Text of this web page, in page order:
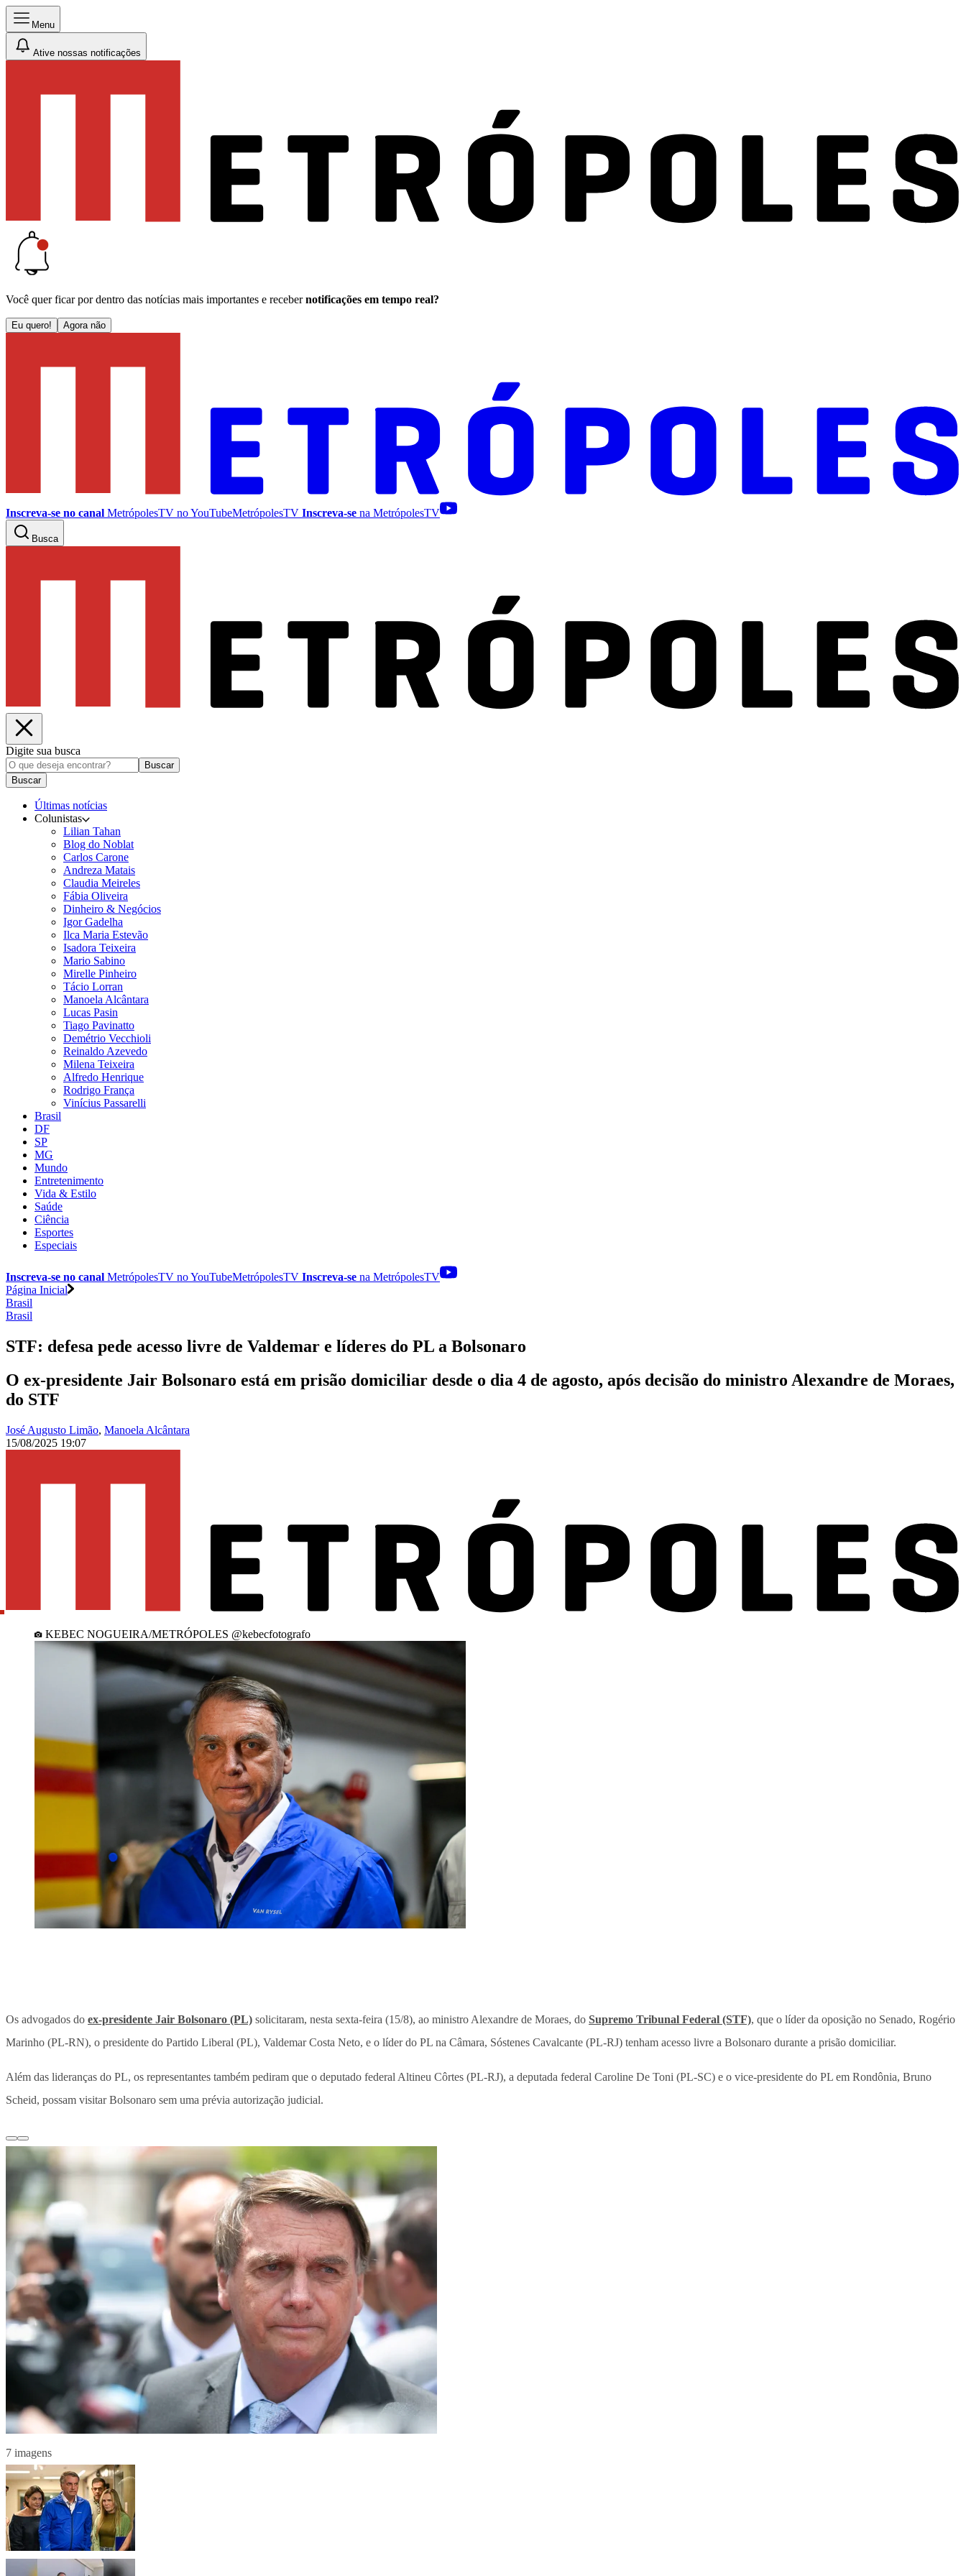
Menu
Ative nossas notificações
Você quer ficar por dentro das notícias mais importantes e receber notificações em tempo real?
Eu quero! Agora não
Inscreva-se no canal MetrópolesTV noYouTubeMetrópolesTV Inscreva-se na MetrópolesTV
Busca
Digite sua busca
Buscar
Buscar
Últimas notícias
Colunistas
Lilian Tahan
Blog do Noblat
Carlos Carone
Andreza Matais
Claudia Meireles
Fábia Oliveira
Dinheiro & Negócios
Igor Gadelha
Ilca Maria Estevão
Isadora Teixeira
Mario Sabino
Mirelle Pinheiro
Tácio Lorran
Manoela Alcântara
Lucas Pasin
Tiago Pavinatto
Demétrio Vecchioli
Reinaldo Azevedo
Milena Teixeira
Alfredo Henrique
Rodrigo França
Vinícius Passarelli
Brasil
DF
SP
MG
Mundo
Entretenimento
Vida & Estilo
Saúde
Ciência
Esportes
Especiais
Inscreva-se no canal MetrópolesTV noYouTubeMetrópolesTV Inscreva-se na MetrópolesTV
Página Inicial
Brasil
Brasil
STF: defesa pede acesso livre de Valdemar e líderes do PL a Bolsonaro
O ex-presidente Jair Bolsonaro está em prisão domiciliar desde o dia 4 de agosto, após decisão do ministro Alexandre de Moraes,
do STF
José Augusto Limão, Manoela Alcântara
15/08/2025 19:07
KEBEC NOGUEIRA/METRÓPOLES @kebecfotografo
Os advogados do ex-presidente Jair Bolsonaro (PL) solicitaram, nesta sexta-feira (15/8), ao ministro Alexandre de Moraes, do Supremo Tribunal Federal (STF), que o líder da oposição no Senado, Rogério
Marinho (PL-RN), o presidente do Partido Liberal (PL), Valdemar Costa Neto, e o líder do PL na Câmara, Sóstenes Cavalcante (PL-RJ) tenham acesso livre a Bolsonaro durante a prisão domiciliar.
Além das lideranças do PL, os representantes também pediram que o deputado federal Altineu Côrtes (PL-RJ), a deputada federal Caroline De Toni (PL-SC) e o vice-presidente do PL em Rondônia, Bruno
Scheid, possam visitar Bolsonaro sem uma prévia autorização judicial.
7 imagens